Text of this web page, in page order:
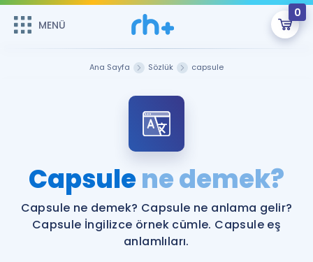
MENÜ
0
ÜYE DEĞİLİM
Sepetin Şu An Boş.
Remzi Hoca ile seni sınava hazırlayacak onlarca eğitim seni
bekliyor!
MENÜ
Katılımcı Görüşleri
Faydalı Araçlar
Ana Sayfa Sözlük capsule
Capsulene demek?
Capsule ne demek? Capsule ne anlama gelir?
Capsule İngilizce örnek cümle. Capsule eş
anlamlıları.